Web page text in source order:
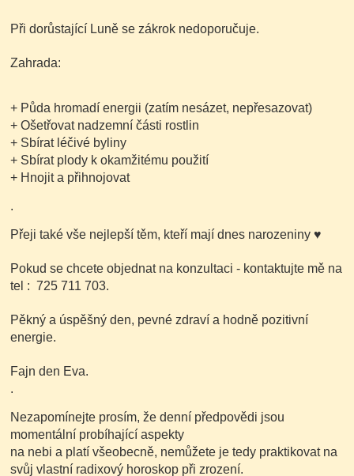
Při dorůstající Luně se zákrok nedoporučuje.
Zahrada:
+ Půda hromadí energii (zatím nesázet, nepřesazovat)
+ Ošetřovat nadzemní části rostlin
+ Sbírat léčivé byliny
+ Sbírat plody k okamžitému použití
+ Hnojit a přihnojovat
.
Přeji také vše nejlepší těm, kteří mají dnes narozeniny♥
Pokud se chcete objednat na konzultaci - kontaktujte mě na
tel : 725 711 703.
Pěkný a úspěšný den, pevné zdraví a hodně pozitivní
energie.
Fajn den Eva.
.
Nezapomínejte prosím, že denní předpovědi jsou
momentální probíhající aspekty
na nebi a platí všeobecně, nemůžete je tedy praktikovat na
svůj vlastní radixový horoskop při zrození.